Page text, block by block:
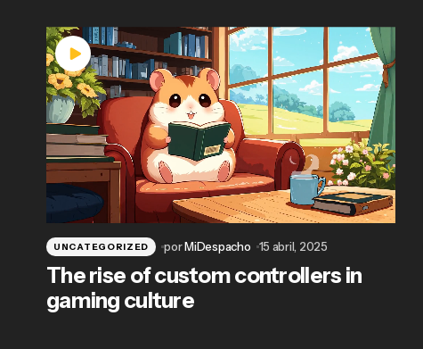
UNCATEGORIZED porMiDespacho 15 abril, 2025
The rise of custom controllers in
gaming culture